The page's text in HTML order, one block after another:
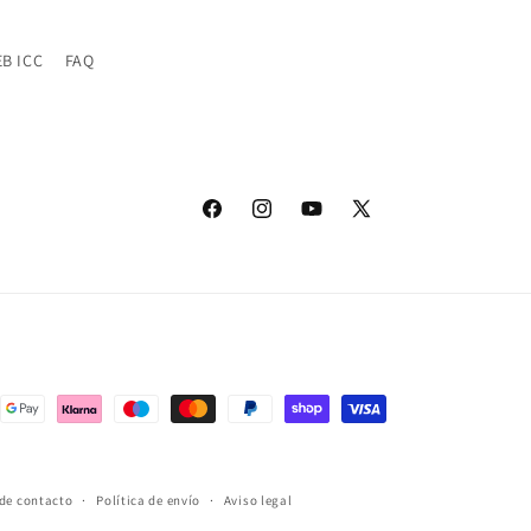
ICC FAQ
FacebookInstagramYouTube
X
contacto Política de envío Aviso legal